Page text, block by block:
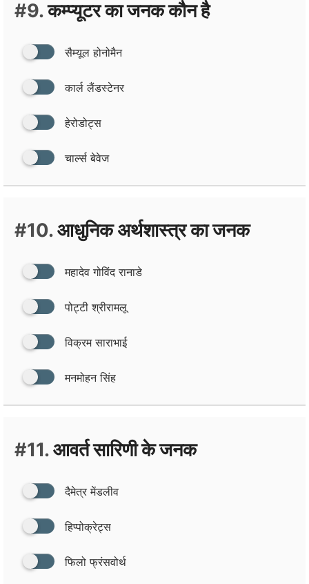
#9.कम्‍प्‍यूटर का जनक कौन है
सैम्‍यूल होनोमैन
कार्ल लैंडस्‍टेनर
हेरोडोट्स
चार्ल्‍स बेवेज
#10.आधुनिक अर्थशास्‍त्र का जनक
महादेव गोविंद रानाडे
पोट्टी श्रीरामलू
विक्रम साराभाई
मनमोहन सिंह
#11.आवर्त सारिणी के जनक
दैमेत्र मेंडलीव
हिप्‍पोक्रेट्स
फिलो फ्रंसवोर्थ